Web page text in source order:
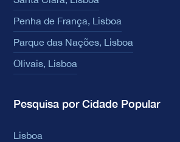
Penha de França, Lisboa
Parque das Nações, Lisboa
Olivais, Lisboa
Pesquisa por Cidade Popular
Lisboa